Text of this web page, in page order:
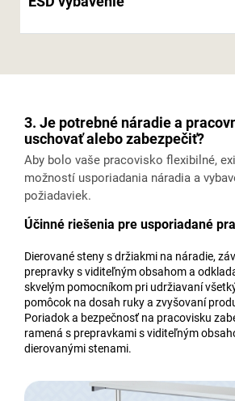
3. Je potrebné náradie a
uschovať alebo zabezpečiť?
Aby bolo vaše pracovisko flexibilné,
možností usporiadania náradia a
požiadaviek.
Účinné riešenia pre usporiadané
Dierované steny s držiakmi na náradie,
prepravky s viditeľným obsahom a
skvelým pomocníkom pri udržiavaní
pomôcok na dosah ruky a zvyšovaní
Poriadok a bezpečnosť na pracovisku
ramená s prepravkami s viditeľným
dierovanými stenami.